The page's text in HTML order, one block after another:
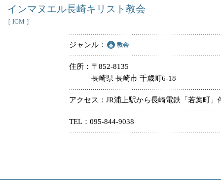
インマヌエル長崎キリスト教会
［ IGM ］
ジャンル 教会
住所
〒852-8135
長崎県 長崎市 千歳町6-18
アクセス JR浦上駅から長崎電鉄「若葉町」
TEL 095-844-9038